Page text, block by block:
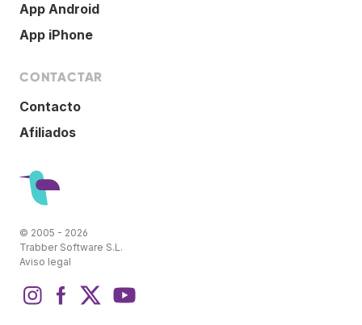
App Android
App iPhone
CONTACTAR
Contacto
Afiliados
© 2005 - 2026
Trabber Software S.L.
Aviso legal